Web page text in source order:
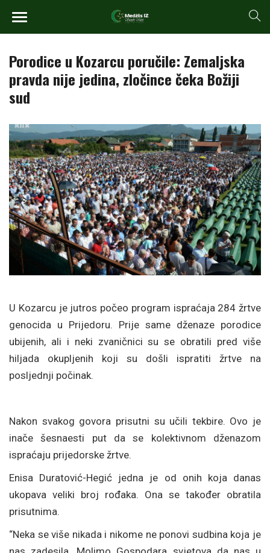
Porodice u Kozarcu poručile: Zemaljska
pravda nije jedina, zločince čeka Božiji
sud
U Kozarcu je jutros počeo program ispraćaja 284 žrtve
genocida u Prijedoru. Prije same dženaze porodice
ubijenih, ali i neki zvaničnici su se obratili pred više
hiljada okupljenih koji su došli ispratiti žrtve na
posljednji počinak.
Nakon svakog govora prisutni su učili tekbire. Ovo je
inače šesnaesti put da se kolektivnom dženazom
ispraćaju prijedorske žrtve.
Enisa Duratović-Hegić jedna je od onih koja danas
ukopava veliki broj rođaka. Ona se također obratila
prisutnima.
“Neka se više nikada i nikome ne ponovi sudbina koja je